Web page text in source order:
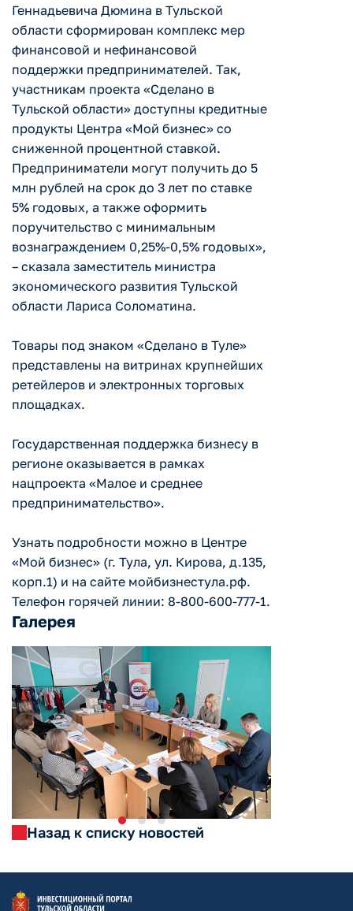
Геннадьевича Дюмина в Тульской
области сформирован комплекс мер
финансовой и нефинансовой
поддержки предпринимателей. Так,
участникам проекта «Сделано в
Тульской области» доступны кредитные
продукты Центра «Мой бизнес» со
сниженной процентной ставкой.
Предприниматели могут получить до 5
млн рублей на срок до 3 лет по ставке
5% годовых, а также оформить
поручительство с минимальным
вознаграждением 0,25%-0,5% годовых»,
– сказала заместитель министра
экономического развития Тульской
области Лариса Соломатина.
Товары под знаком «Сделано в Туле»
представлены на витринах крупнейших
ретейлеров и электронных торговых
площадках.
Государственная поддержка бизнесу в
регионе оказывается в рамках
нацпроекта «Малое и среднее
предпринимательство».
Узнать подробности можно в Центре
«Мой бизнес» (г. Тула, ул. Кирова, д.135,
корп.1) и на сайте мойбизнестула.рф.
Телефон горячей линии: 8-800-600-777-1.
Галерея
Назад к списку новостей